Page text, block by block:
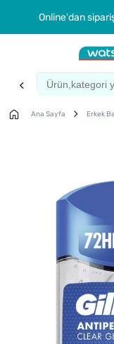
Online'dan
Ana Sayfa Erkek